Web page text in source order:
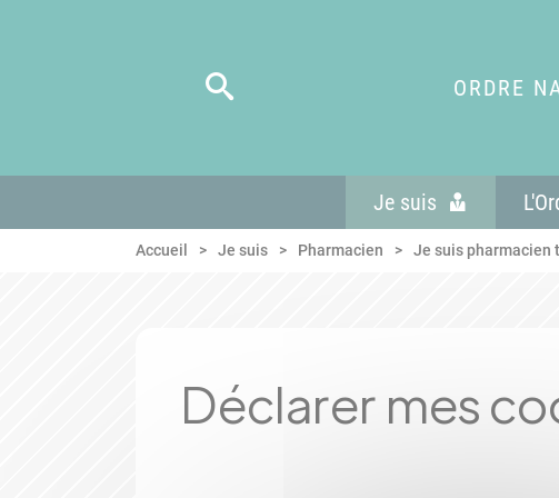
ORDRE
Je suis
Accueil Je suis Pharmacien Je suis pharmacien
Déclarer mes